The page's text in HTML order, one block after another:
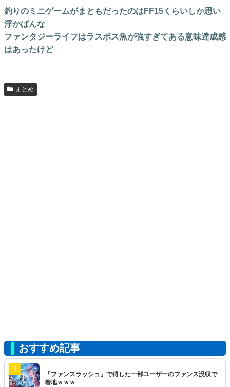
釣りのミニゲームがまともだったのはFF15くらいしか思い
浮かばんな
ファンタジーライフはラスボス魚が強すぎてある意味達成感
はあったけど
まとめ
おすすめ記事
1
「ファンスラッシュ」で得した一部ユーザーのファンス没収で
着地ｗｗｗ